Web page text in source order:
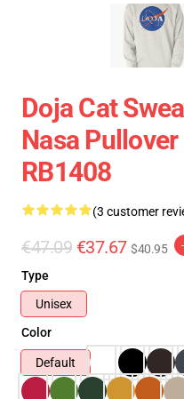
Doja Cat
Nasa
RB1408
(3 customer
€47.09 €37.67 $40.95
Type
Unisex
Color
Default